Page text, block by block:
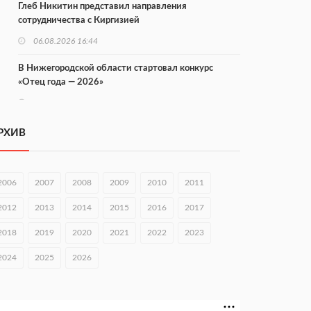
Глеб Никитин представил направления
сотрудничества с Киргизией
06.08.2026 16:44
В Нижегородской области стартовал конкурс
«Отец года — 2026»
Городец подписал соглашения с Кара-Кулем и
вырос в 1,9 раза
В Нижнем Новгороде открыли фестиваль «Семья
2007 2008 2009 2010 2011
2013 2014 2015 2016 2017
2019 2020 2021 2022 2023
2025 2026